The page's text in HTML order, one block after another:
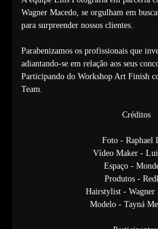
Wagner Macedo, se orgulham em
para surpreender nossos clientes.
Parabenizamos os profissionais que
adiantando-se em relação aos seus
Participando do Workshop Art Finish
Team.
Créditos
Foto - Raphael
Vídeo Maker -
Espaço -
Produtos -
Hairstylist - Wagner
Modelo - Tayná